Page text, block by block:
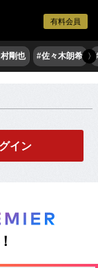
有料会員
剛也 #佐々木朗希 〉
イン